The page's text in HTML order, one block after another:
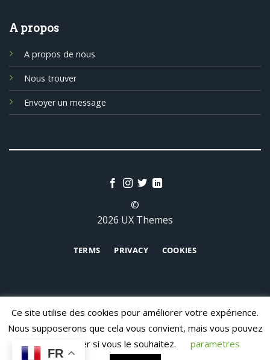
A propos
A propos de nous
Nous trouver
Envoyer un message
©
2026 UX Themes
TERMS PRIVACY COOKIES
CONTACT
Ce site utilise des cookies pour améliorer votre expérience.
Nous supposerons que cela vous convient, mais vous pouvez
vous désabonner si vous le souhaitez.
parametres
FR